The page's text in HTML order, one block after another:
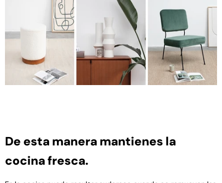
De esta manera mantienes la
cocina fresca.